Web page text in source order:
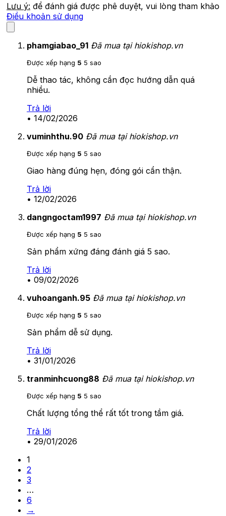
Lưu ý: để đánh giá được phê duyệt, vui lòng tham khảo
Điều khoản sử dụng
phamgiabao_91 Đã mua tại hiokishop.vn
Được xếp hạng 5 5 sao
Dễ thao tác, không cần đọc hướng dẫn quá
nhiều.
Trả lời
• 14/02/2026
vuminhthu.90 Đã mua tại hiokishop.vn
Được xếp hạng 5 5 sao
Giao hàng đúng hẹn, đóng gói cẩn thận.
Trả lời
• 12/02/2026
dangngoctam1997 Đã mua tại hiokishop.vn
Được xếp hạng 5 5 sao
Sản phẩm xứng đáng đánh giá 5 sao.
Trả lời
• 09/02/2026
vuhoanganh.95 Đã mua tại hiokishop.vn
Được xếp hạng 5 5 sao
Sản phẩm dễ sử dụng.
Trả lời
• 31/01/2026
tranminhcuong88 Đã mua tại hiokishop.vn
Được xếp hạng 5 5 sao
Chất lượng tổng thể rất tốt trong tầm giá.
Trả lời
• 29/01/2026
1
2
3
…
6
→